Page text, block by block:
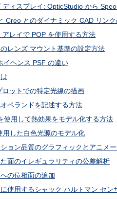
ディスプレイ: OpticStudio から
Creo とのダイナミック CAD リンク
アレイで POP を使用する方法
レンズ マウント基準の設定方法
イヘンス PSF の違い
ロットでの特定光線の描画
ペランドを記述する方法
使用して熱効果をモデル化する方法
用した白色光源のモデル化
ョン品質のグラフィックとアニメ
面のイレギュラリティの公差解析
の位相面の追加
使用するシャック ハルトマン セン